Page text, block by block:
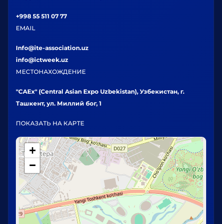
+998 55 511 07 77
EMAIL
Info@ite-association.uz
info@ictweek.uz
МЕСТОНАХОЖДЕНИЕ
"CAEx" (Central Asian Expo Uzbekistan), Узбекистан, г.
Ташкент, ул. Миллий бог, 1
ПОКАЗАТЬ НА КАРТЕ
+
−